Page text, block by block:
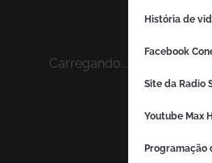
Carregando...
História de
Facebook
Site da Radio
Youtube Max
Programação